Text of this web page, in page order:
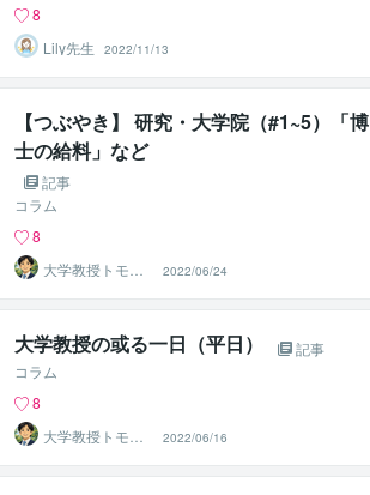
8
Lily先生
2022/11/13
【つぶやき】 研究・大学院（#1~5）「博
士の給料」など
記事
コラム
8
大学教授トモ｜
元東大教員
2022/06/24
大学教授の或る一日（平日）
記事
コラム
8
大学教授トモ｜
元東大教員
2022/06/16